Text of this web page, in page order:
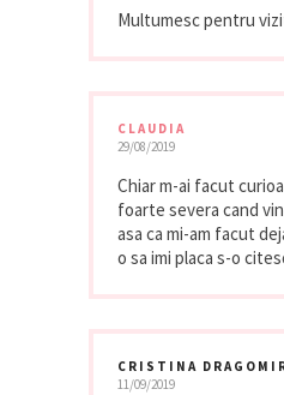
Multumesc pentru
CLAUDIA
29/08/2019
Chiar m-ai facut
foarte severa cand
asa ca mi-am facut
o sa imi placa s-o
CRISTINA
11/09/2019